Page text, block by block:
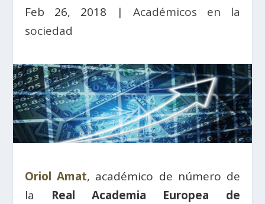
Feb 26, 2018 | Académicos en la
sociedad
Oriol Amat, académico de número de
la Real Academia Europea de